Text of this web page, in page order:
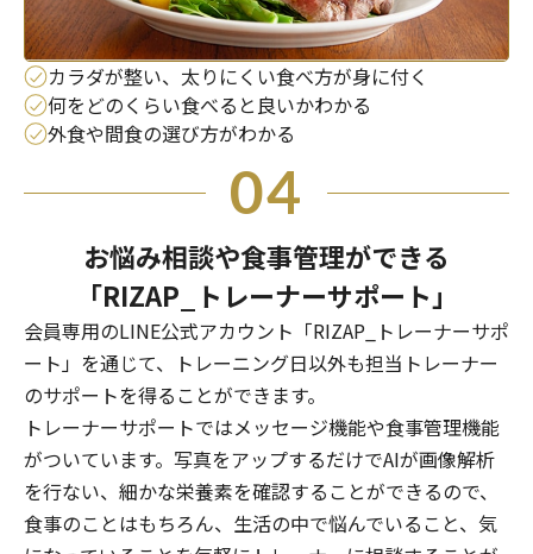
カラダが整い、太りにくい食べ方が身に付く
何をどのくらい食べると良いかわかる
外食や間食の選び方がわかる
04
お悩み相談や食事管理ができる
「RIZAP_トレーナーサポート」
会員専用のLINE公式アカウント「RIZAP_トレーナーサポ
ート」を通じて、トレーニング日以外も担当トレーナー
のサポートを得ることができます。
トレーナーサポートではメッセージ機能や食事管理機能
がついています。写真をアップするだけでAIが画像解析
を行ない、細かな栄養素を確認することができるので、
食事のことはもちろん、生活の中で悩んでいること、気